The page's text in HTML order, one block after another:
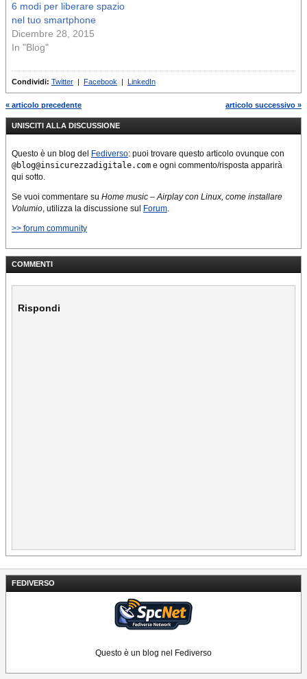
FEDIVERSO
Questo è un blog nel Fediverso
6 modi per liberare spazio
nel tuo smartphone
Dicembre 28, 2015
In "Blog"
Condividi: Twitter | Facebook | LinkedIn
« articolo precedente articolo successivo »
UNISCITI ALLA DISCUSSIONE
Questo è un blog del Fediverso: puoi trovare questo articolo ovunque con
@blog@insicurezzadigitale.com e ogni commento/risposta apparirà
qui sotto.
Se vuoi commentare su Home music – Airplay con Linux, come installare
Volumio, utilizza la discussione sul Forum.
>> forum community
COMMENTI
Rispondi